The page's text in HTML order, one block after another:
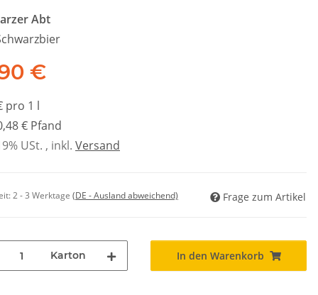
Abt
€
pro 1 l
€ Pfand
USt. , inkl. Versand
2 - 3 Werktage (DE - Ausland abweichend) Frage zum Artikel
Karton In den Warenkorb